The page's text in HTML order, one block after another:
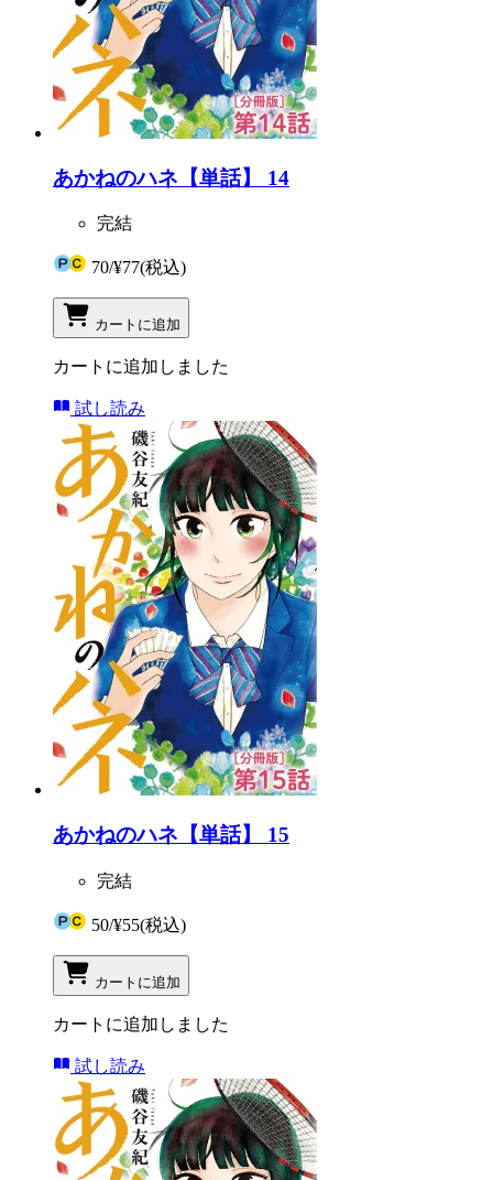
あかねのハネ【単話】 14
完結
70/¥77(税込)
カートに追加
カートに追加しました
試し読み
あかねのハネ【単話】 15
完結
50/¥55(税込)
カートに追加
カートに追加しました
試し読み